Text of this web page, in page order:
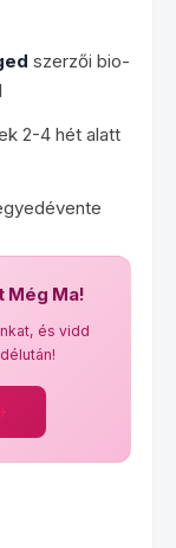
szerzői bio-
2-4 hét alatt
Még Ma!
és vidd